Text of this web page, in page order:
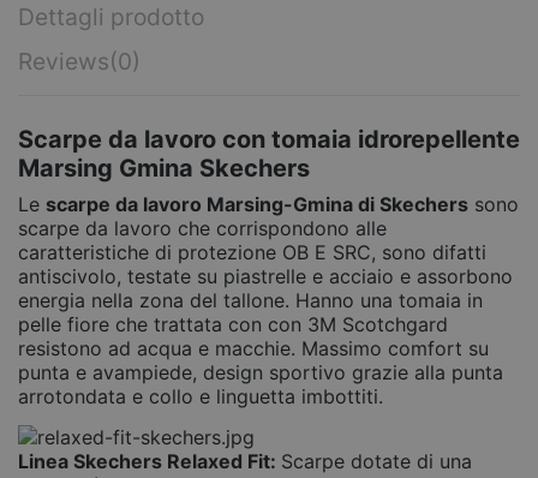
Dettagli prodotto
Reviews(0)
Scarpe da lavoro con tomaia idrorepellente
Marsing Gmina Skechers
Le scarpe da lavoro Marsing-Gmina di Skechers sono
scarpe da lavoro che corrispondono alle
caratteristiche di protezione OB E SRC, sono difatti
antiscivolo, testate su piastrelle e acciaio e assorbono
energia nella zona del tallone. Hanno una tomaia in
pelle fiore che trattata con con 3M Scotchgard
resistono ad acqua e macchie. Massimo comfort su
punta e avampiede, design sportivo grazie alla punta
arrotondata e collo e linguetta imbottiti.
Linea Skechers Relaxed Fit: Scarpe dotate di una